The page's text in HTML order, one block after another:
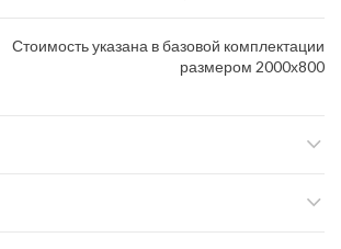
Стоимость указана в базовой комплектации
размером 2000х800